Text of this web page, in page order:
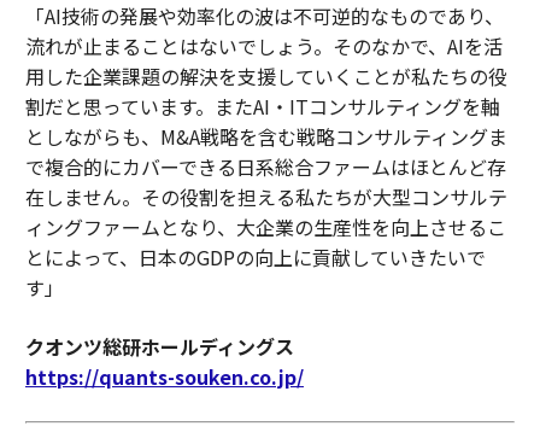
「AI技術の発展や効率化の波は不可逆的なものであり、
流れが止まることはないでしょう。そのなかで、AIを活
用した企業課題の解決を支援していくことが私たちの役
割だと思っています。またAI・ITコンサルティングを軸
としながらも、M&A戦略を含む戦略コンサルティングま
で複合的にカバーできる日系総合ファームはほとんど存
在しません。その役割を担える私たちが大型コンサルテ
ィングファームとなり、大企業の生産性を向上させるこ
とによって、日本のGDPの向上に貢献していきたいで
す」
クオンツ総研ホールディングス
https://quants-souken.co.jp/